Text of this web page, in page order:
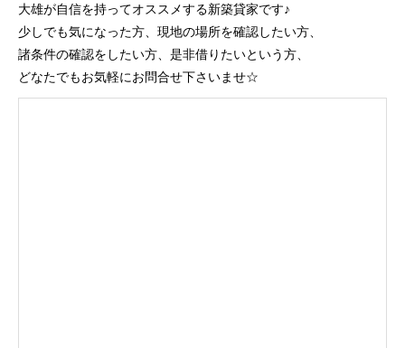
大雄が自信を持ってオススメする新築貸家です♪
少しでも気になった方、現地の場所を確認したい方、
諸条件の確認をしたい方、是非借りたいという方、
どなたでもお気軽にお問合せ下さいませ☆